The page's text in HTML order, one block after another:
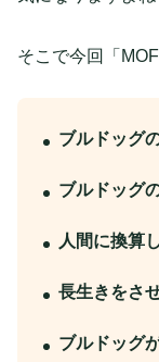
そこで今回「
ブルドッグ
ブルドッグ
人間に換算
長生きをさ
ブルドッグ